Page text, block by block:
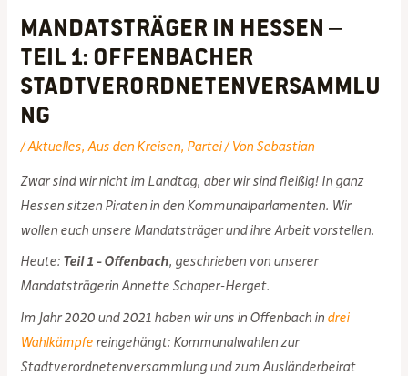
Mandatsträger in Hessen –
Teil 1: Offenbacher
Stadtverordnetenversammlu
ng
/Aktuelles,Aus den Kreisen, Partei/ Von Sebastian
Zwar sind wir nicht im Landtag, aber wir sind fleißig! In ganz
Hessen sitzen Piraten in den Kommunalparlamenten. Wir
wollen euch unsere Mandatsträger und ihre Arbeit vorstellen.
Heute: Teil 1 – Offenbach, geschrieben von unserer
Mandatsträgerin Annette Schaper-Herget.
Im Jahr 2020 und 2021 haben wir uns in Offenbach in drei
Wahlkämpfe reingehängt: Kommunalwahlen zur
Stadtverordnetenversammlung und zum Ausländerbeirat